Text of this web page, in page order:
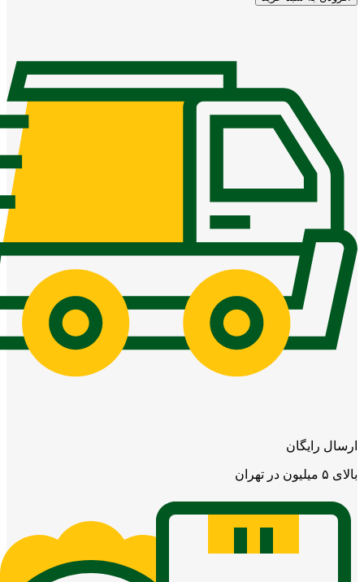
ارسال رایگان
بالای ۵ میلیون در تهران